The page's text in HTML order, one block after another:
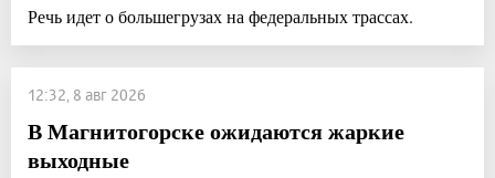
Речь идет о большегрузах на федеральных трассах.
12:32, 8 авг 2026
В Магнитогорске ожидаются жаркие
выходные